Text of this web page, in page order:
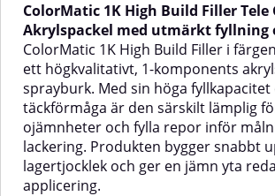
eller lackering, särskilt på
bilkarosser och komponenter där
en jämn finish krävs.✅
Egenskaper och fördelarHög
fyllningskapacitet - Bygger snabbt
upp lagertjocklek redan efter
första applicering. Perfekt för att
skapa en jämn grund.Enkel att
använda - 1-
komponentsformulan kräver
ingen blandning – bara skaka
burken och spraya. Lämplig för
utan spill,
både för
användare
Den lämpar
arbete på
hög ytfinish
med
FillerHög
ColorMatic 1K High Build Filler Tele
Akrylspackel med utmärkt fyllning
ColorMatic 1K High Build Filler i
ett högkvalitativt, 1-komponents
sprayburk. Med sin höga fyllkapacitet
täckförmåga är den särskilt lämplig
ojämnheter och fylla repor inför
lackering. Produkten bygger snabbt
lagertjocklek och ger en jämn yta
applicering.